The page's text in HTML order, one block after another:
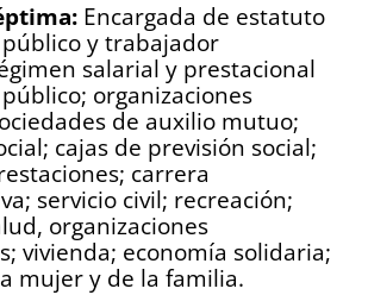
Encargada de estatuto
y trabajador
salarial y prestacional
organizaciones
de auxilio mutuo;
cajas de previsión social;
carrera
servicio civil; recreación;
organizaciones
vivienda; economía solidaria;
mujer y de la familia.